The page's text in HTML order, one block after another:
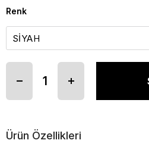
Renk
Ürün Özellikleri